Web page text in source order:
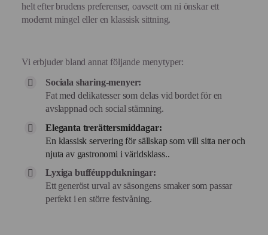
helt efter brudens preferenser, oavsett om ni önskar ett
modernt mingel eller en klassisk sittning.
Vi erbjuder bland annat följande menytyper:
Sociala sharing-menyer:
Fat med delikatesser som delas vid bordet för en
avslappnad och social stämning.
Eleganta trerättersmiddagar:
En klassisk servering för sällskap som vill sitta ner och
njuta av gastronomi i världsklass..
Lyxiga bufféuppdukningar:
Ett generöst urval av säsongens smaker som passar
perfekt i en större festvåning.